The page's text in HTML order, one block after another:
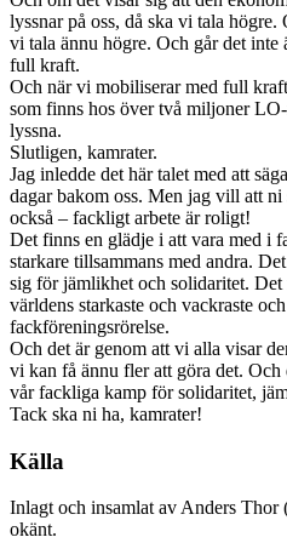
lyssnar på oss, då ska vi tala högre.
vi tala ännu högre. Och går det inte
full kraft.
Och när vi mobiliserar med full
som finns hos över två miljoner
lyssna.
Slutligen, kamrater.
Jag inledde det här talet med att
dagar bakom oss. Men jag vill att
också – fackligt arbete är roligt!
Det finns en glädje i att vara med i
starkare tillsammans med andra.
sig för jämlikhet och solidaritet.
världens starkaste och vackraste
fackföreningsrörelse.
Och det är genom att vi alla visar
vi kan få ännu fler att göra det. Och
vår fackliga kamp för solidaritet,
Tack ska ni ha, kamrater!
Källa
Inlagt och insamlat av Anders
okänt.